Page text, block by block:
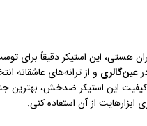
کاربری
عین‌گالری